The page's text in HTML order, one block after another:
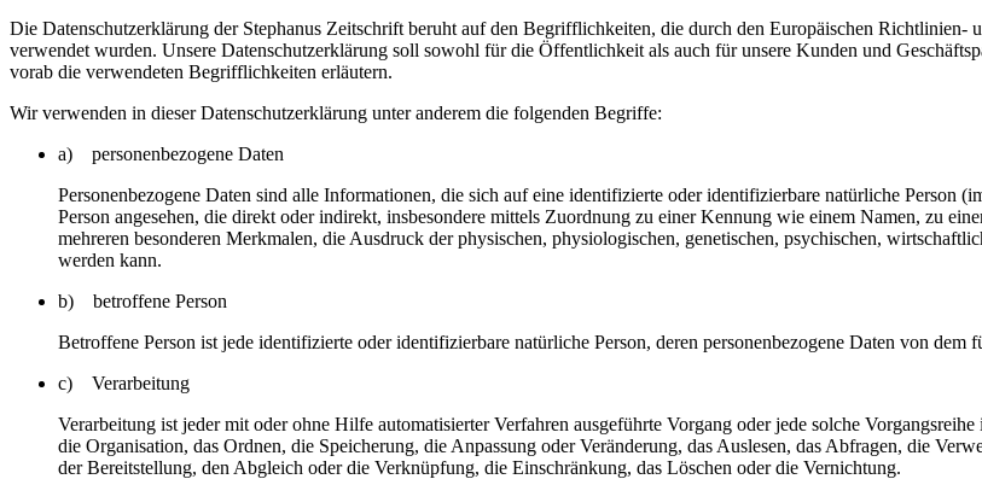
Die Datenschutzerklärung der Stephanus Zeitschrift beruht auf den Begrifflichkeiten, die durch den Europäischen
verwendet wurden. Unsere Datenschutzerklärung soll sowohl für die Öffentlichkeit als auch für unsere Kunden und
vorab die verwendeten Begrifflichkeiten erläutern.
Wir verwenden in dieser Datenschutzerklärung unter anderem die folgenden Begriffe:
a) personenbezogene Daten
Personenbezogene Daten sind alle Informationen, die sich auf eine identifizierte oder identifizierbare natürliche Person
Person angesehen, die direkt oder indirekt, insbesondere mittels Zuordnung zu einer Kennung wie einem Namen, zu
mehreren besonderen Merkmalen, die Ausdruck der physischen, physiologischen, genetischen, psychischen,
werden kann.
b) betroffene Person
Betroffene Person ist jede identifizierte oder identifizierbare natürliche Person, deren personenbezogene Daten von
c) Verarbeitung
Verarbeitung ist jeder mit oder ohne Hilfe automatisierter Verfahren ausgeführte Vorgang oder jede solche
die Organisation, das Ordnen, die Speicherung, die Anpassung oder Veränderung, das Auslesen, das Abfragen, die
der Bereitstellung, den Abgleich oder die Verknüpfung, die Einschränkung, das Löschen oder die Vernichtung.